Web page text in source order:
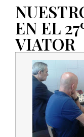
EN EL
VIATOR